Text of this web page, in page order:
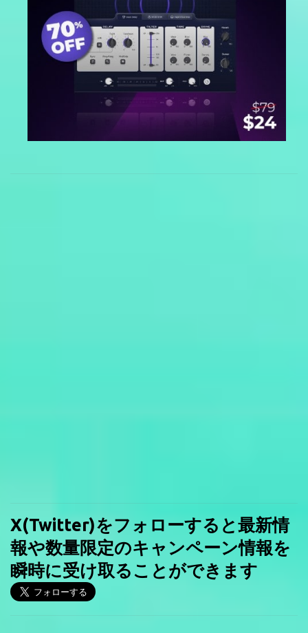
X(Twitter)をフォローすると最新情
報や数量限定のキャンペーン情報を
瞬時に受け取ることができます